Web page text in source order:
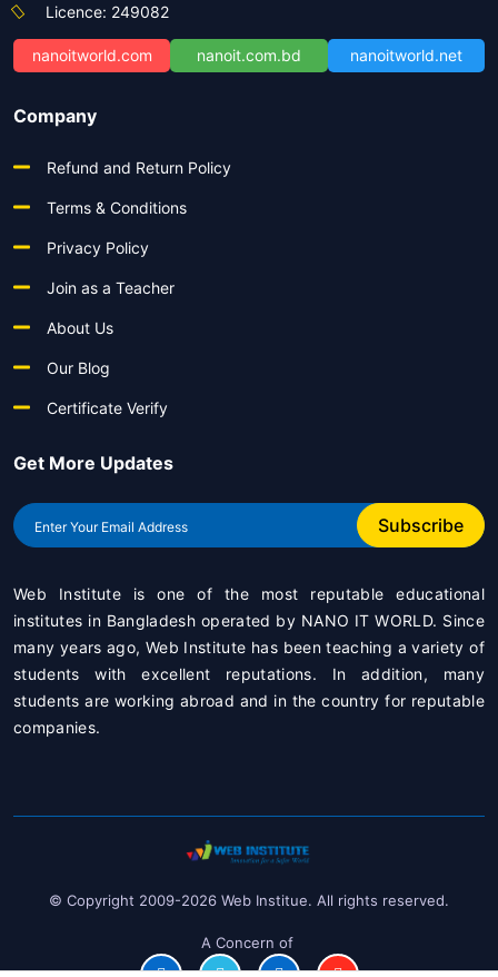
Licence: 249082
nanoitworld.com nanoit.com.bd nanoitworld.net
Company
Refund and Return Policy
Terms & Conditions
Privacy Policy
Join as a Teacher
About Us
Our Blog
Certificate Verify
Get More Updates
Subscribe
Web Institute is one of the most reputable educational
institutes in Bangladesh operated by NANO IT WORLD. Since
many years ago, Web Institute has been teaching a variety of
students with excellent reputations. In addition, many
students are working abroad and in the country for reputable
companies.
© Copyright 2009-2026 Web Institue. All rights reserved.
A Concern of